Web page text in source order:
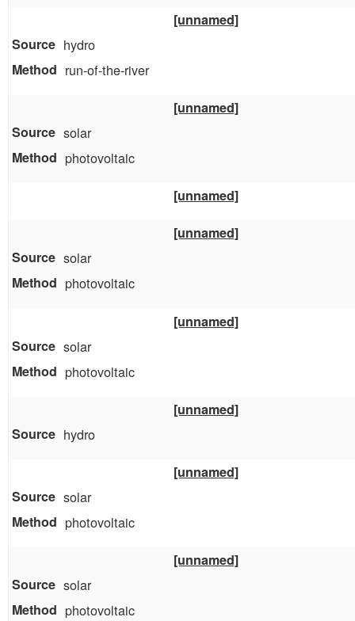
[unnamed]
hydro
run-of-the-river
[unnamed]
solar
photovoltaic
[unnamed]
[unnamed]
solar
photovoltaic
[unnamed]
solar
photovoltaic
[unnamed]
hydro
[unnamed]
solar
photovoltaic
[unnamed]
solar
photovoltaic